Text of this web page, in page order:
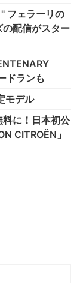
フェラーリの
配信がスター
ドランも
モデル
に！日本初公
CITROËN」